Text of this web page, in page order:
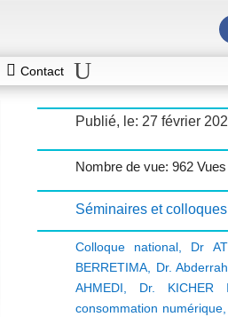
Contact
Publié, le: 27 février
Nombre de vue: 962 Vues
Séminaires et colloques
Colloque national, Dr
BERRETIMA, Dr.
AHMEDI, Dr. KICHER
consommation numérique,